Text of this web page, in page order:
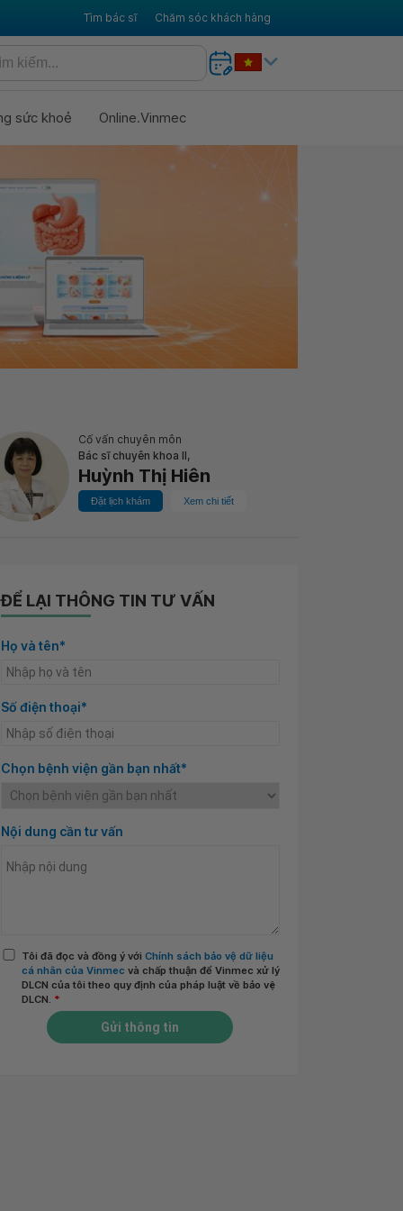
Tìm bác sĩ Chăm sóc khách hàng
sức khoẻ Online.Vinmec
Cố vấn chuyên môn
Bác sĩ chuyên khoa II,
Huỳnh Thị Hiên
Đặt lịch khám Xem chi tiết
ĐỂ LẠI THÔNG TIN TƯ VẤN
Họ và tên*
Số điện thoại*
Chọn bệnh viện gần bạn nhất*
Nội dung cần tư vấn
Tôi đã đọc và đồng ý với Chính sách bảo vệ dữ liệu
cá nhân của Vinmec và chấp thuận để Vinmec xử lý
DLCN của tôi theo quy định của pháp luật về bảo vệ
DLCN. *
Gửi thông tin